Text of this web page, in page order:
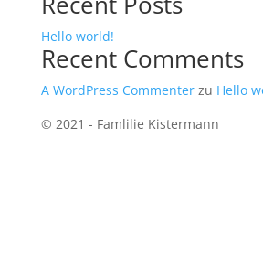
Hello world!
Recent Comments
A WordPress Commenterzu Hello
© 2021 - Famlilie Kistermann